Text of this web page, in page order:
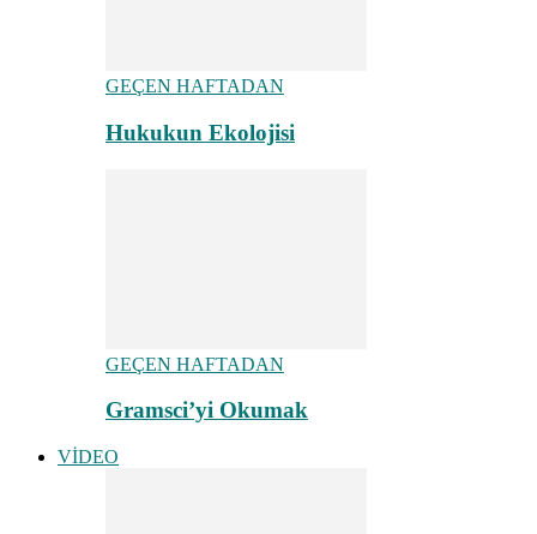
GEÇEN HAFTADAN
Hukukun Ekolojisi
GEÇEN HAFTADAN
Gramsci’yi Okumak
VİDEO